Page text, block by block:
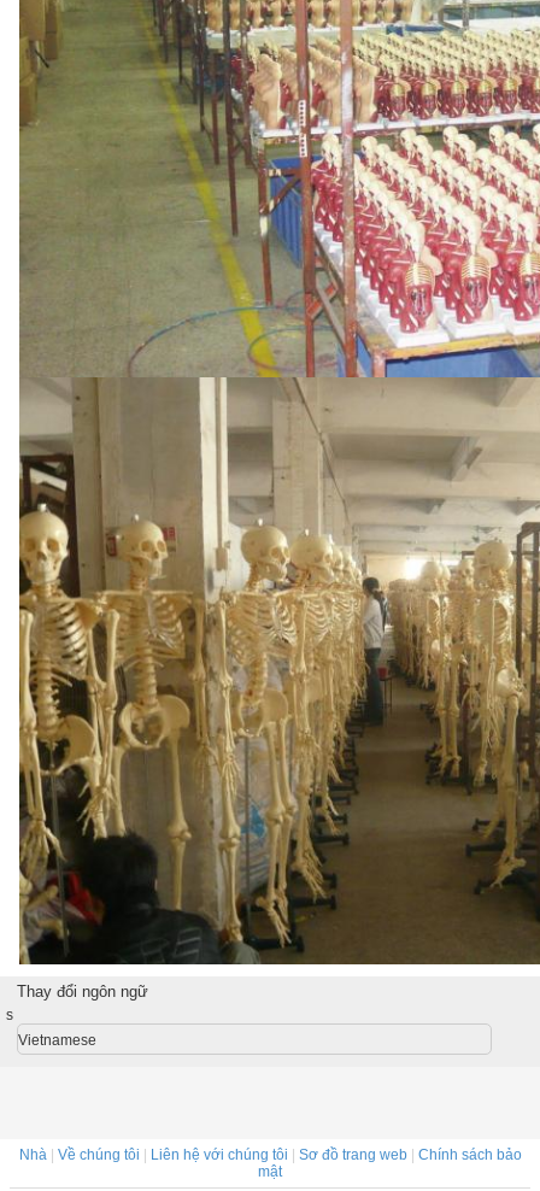
Thay đổi ngôn ngữ
s
Vietnamese
Nhà| Về chúng tôi Liên hệ với chúng tôi Sơ đồ trang web| Chính sách bảo
mật